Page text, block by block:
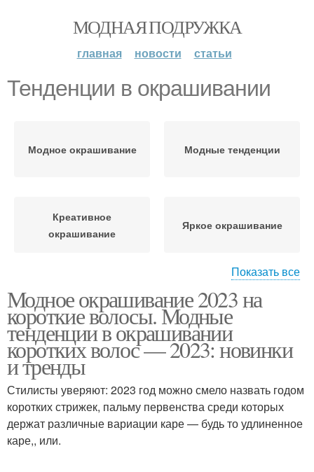
МОДНАЯ ПОДРУЖКА
главная новости статьи
Тенденции в окрашивании
Модное окрашивание Модные тенденции
Креативное
окрашивание
Яркое окрашивание
короткие волосы
Оттенки для
окрашивания
Скрытое окрашивание
Показать все
Модное окрашивание 2023 на
короткие волосы. Модные
тенденции в окрашивании
коротких волос — 2023: новинки
и тренды
Стилисты уверяют: 2023 год можно смело назвать годом
коротких стрижек, пальму первенства среди которых
держат различные вариации каре — будь то удлиненное
каре,, или.